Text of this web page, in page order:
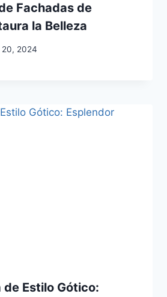
Fachadas de
la Belleza
20, 2024
Estilo Gótico: